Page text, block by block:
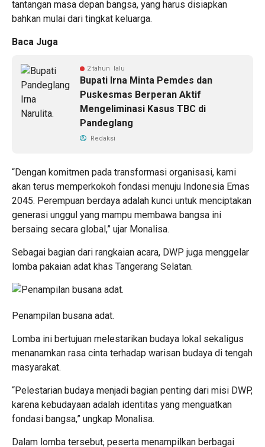
tantangan masa depan bangsa, yang harus disiapkan
bahkan mulai dari tingkat keluarga.
Baca Juga
2 tahun lalu
Bupati Irna Minta Pemdes dan
Puskesmas Berperan Aktif
Mengeliminasi Kasus TBC di
Pandeglang
Redaksi
“Dengan komitmen pada transformasi organisasi, kami
akan terus memperkokoh fondasi menuju Indonesia Emas
2045. Perempuan berdaya adalah kunci untuk menciptakan
generasi unggul yang mampu membawa bangsa ini
bersaing secara global,” ujar Monalisa.
Sebagai bagian dari rangkaian acara, DWP juga menggelar
lomba pakaian adat khas Tangerang Selatan.
Penampilan busana adat.
Lomba ini bertujuan melestarikan budaya lokal sekaligus
menanamkan rasa cinta terhadap warisan budaya di tengah
masyarakat.
“Pelestarian budaya menjadi bagian penting dari misi DWP,
karena kebudayaan adalah identitas yang menguatkan
fondasi bangsa,” ungkap Monalisa.
Dalam lomba tersebut, peserta menampilkan berbagai